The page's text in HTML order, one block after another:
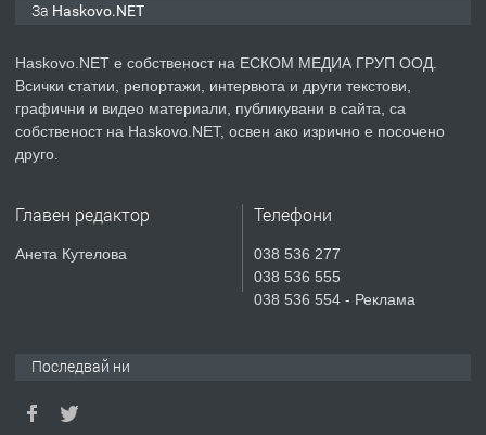
преди 5 дни
ПРЕДЛАГА
Продавам парцел в гр. Хасково кв.
СГЛОБЯВАНЕ НА МЕБЕЛИ.
За Haskovo.NET
Haskovo.NET е собственост на ЕСКОМ МЕДИА ГРУП ООД.
Всички статии, репортажи, интервюта и други текстови,
графични и видео материали, публикувани в сайта, са
собственост на Haskovo.NET, освен ако изрично е посочено
друго.
Главен редактор
Анета Кутелова
Телефони
038 536 277
038 536 555
038 536 554 - Реклама
Последвай ни